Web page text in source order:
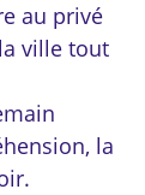
au privé
ville tout
la